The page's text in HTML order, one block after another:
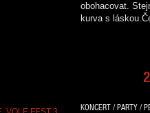
obohacovat.
kurva s
KONCERT / PARTY /